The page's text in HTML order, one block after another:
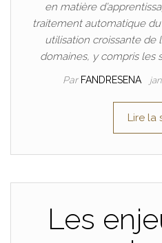
en matière
traitement automatique
utilisation croissante de
domaines, y compris les
Par FANDRESENA
Lire la
Les